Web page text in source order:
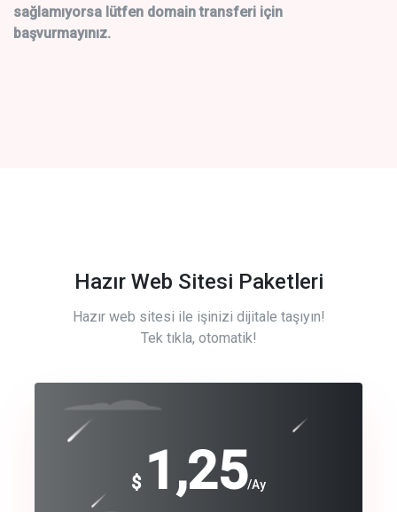
sağlamıyorsa lütfen domain transferi için
başvurmayınız.
Hazır Web Sitesi Paketleri
Hazır web sitesi ile işinizi dijitale taşıyın!
Tek tıkla, otomatik!
$ 1,25/Ay
Free
Basic